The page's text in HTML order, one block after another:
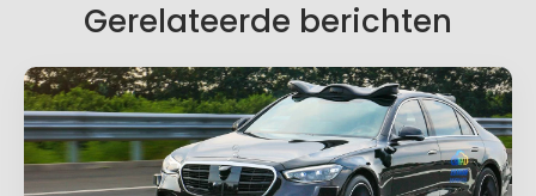
Gerelateerde berichten